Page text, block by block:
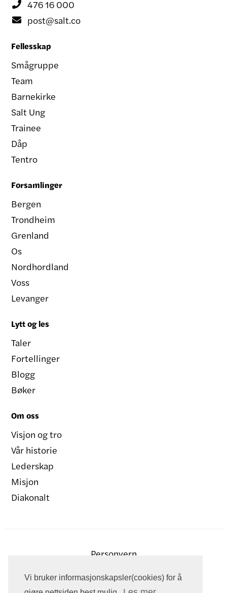
Vi bruker informasjonskapsler(cookies) for å
 476 16 000
 post@salt.co
Fellesskap
Smågruppe
Team
Barnekirke
Salt Ung
Trainee
Dåp
Tentro
Forsamlinger
Bergen
Trondheim
Grenland
Os
Nordhordland
Voss
Levanger
Lytt og les
Taler
Fortellinger
Blogg
Bøker
Om oss
Visjon og tro
Vår historie
Lederskap
Misjon
Diakonalt
Personvern